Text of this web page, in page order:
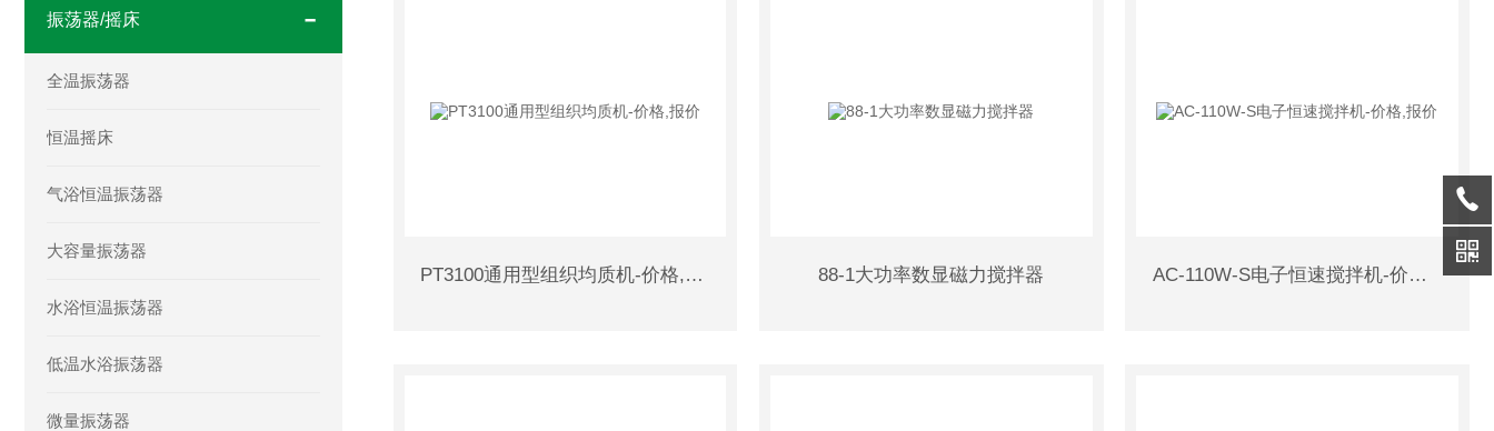
振荡器/摇床
全温振荡器
恒温摇床
气浴恒温振荡器
大容量振荡器
水浴恒温振荡器
低温水浴振荡器
微量振荡器
PT3100通用型组织均质机-价格,报价 88-1大功率数显磁力搅拌器 AC-110W-S电子恒速搅拌机-价格,报价